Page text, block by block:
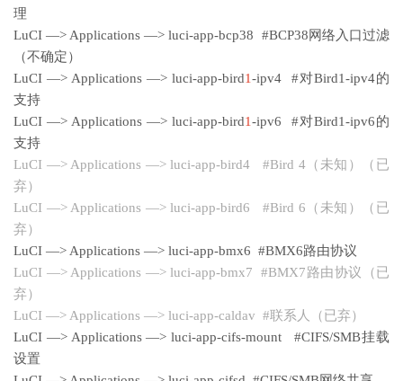
理
LuCI —> Applications —> luci-app-bcp38 #BCP38网络入口过滤
（不确定）
LuCI —> Applications —> luci-app-bird1-ipv4 #对Bird1-ipv4的
支持
LuCI —> Applications —> luci-app-bird1-ipv6 #对Bird1-ipv6的
支持
LuCI —> Applications —> luci-app-bird4 #Bird 4（未知）（已
弃）
LuCI —> Applications —> luci-app-bird6 #Bird 6（未知）（已
弃）
LuCI —> Applications —> luci-app-bmx6 #BMX6路由协议
LuCI —> Applications —> luci-app-bmx7 #BMX7路由协议（已
弃）
LuCI —> Applications —> luci-app-caldav #联系人（已弃）
LuCI —> Applications —> luci-app-cifs-mount #CIFS/SMB挂载
设置